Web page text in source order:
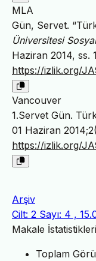
MLA
Gün, Servet.
Üniversitesi
Haziran 2014, ss.
https://izlik.org/
Vancouver
1.Servet Gün.
01 Haziran
https://izlik.org/
Arşiv
Cilt: 2 Sayı: 4 ,
Makale İstatistikleri
Toplam